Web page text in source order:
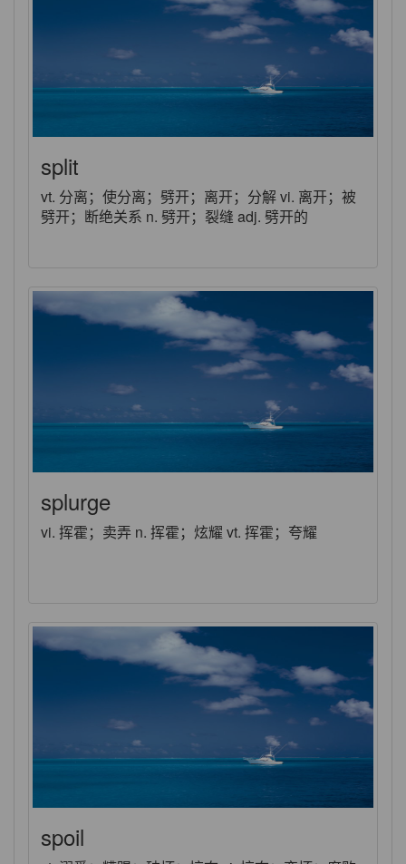
split
vt. 分离；使分离；劈开；离开；分解 vi. 离开；被
劈开；断绝关系 n. 劈开；裂缝 adj. 劈开的
splurge
vi. 挥霍；卖弄 n. 挥霍；炫耀 vt. 挥霍；夸耀
spoil